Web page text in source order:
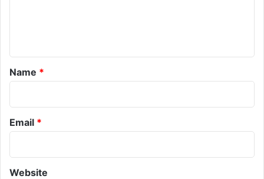
*
Name *
Email *
Website